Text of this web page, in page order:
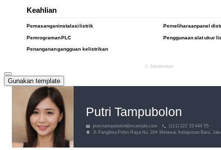
Gunakan template